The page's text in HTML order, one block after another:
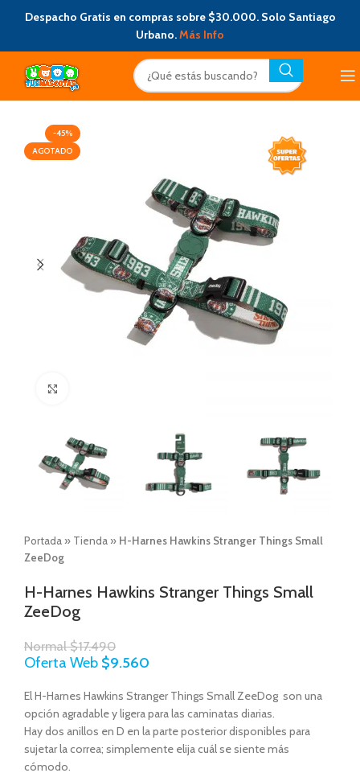
Despacho Gratis en compras sobre $30.000. Solo Santiago
Urbano.Más Info
-45%
AGOTADO
Portada » Tienda » H-Harnes Hawkins Stranger Things Small
ZeeDog
H-Harnes Hawkins Stranger Things Small
ZeeDog
Normal$17.490
Oferta Web $9.560
El H-Harnes Hawkins Stranger Things Small ZeeDog son una
opción agradable y ligera para las caminatas diarias.
Hay dos anillos en D en la parte posterior disponibles para
sujetar la correa; simplemente elija cuál se siente más
cómodo.